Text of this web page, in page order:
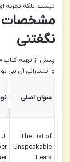
نیست، بلکه تجربه
مشخصات
نگفتنی
پیش از تهیه کتاب
و انتشاراتی آن می
عنوان اصلی
The List of
Unspeakable
Fears
J.